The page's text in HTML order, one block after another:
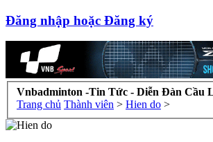
Đăng nhập hoặc Đăng ký
Vnbadminton -Tin Tức - Diễn Đàn Cầu
Trang chủ Thành viên > Hien do >